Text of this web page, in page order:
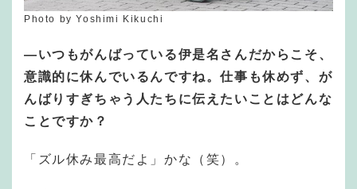
Photo by Yoshimi Kikuchi
—いつもがんばっている伊是名さんだからこそ、
意識的に休んでいるんですね。仕事も休めず、が
んばりすぎちゃう人たちに伝えたいことはどんな
ことですか？
「ズル休み最高だよ」かな（笑）。